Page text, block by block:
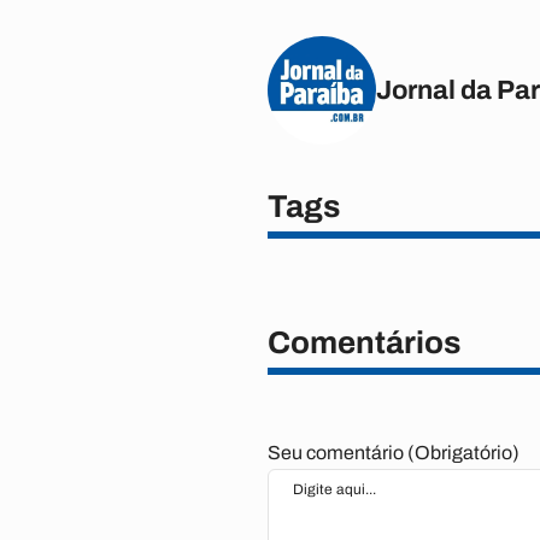
Jornal da
Tags
Comentários
Seu comentário (Obrigatório)